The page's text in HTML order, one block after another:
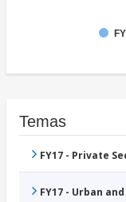
Temas
FY17 - Private
FY17 - Urban